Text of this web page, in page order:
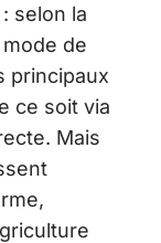
selon la
de
principaux
ce soit via
Mais